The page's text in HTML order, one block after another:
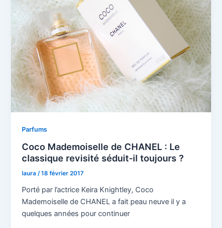
Parfums
Coco Mademoiselle de CHANEL : Le
classique revisité séduit-il toujours ?
laura/18 février 2017
Porté par l’actrice Keira Knightley, Coco
Mademoiselle de CHANEL a fait peau neuve il y a
quelques années pour continuer